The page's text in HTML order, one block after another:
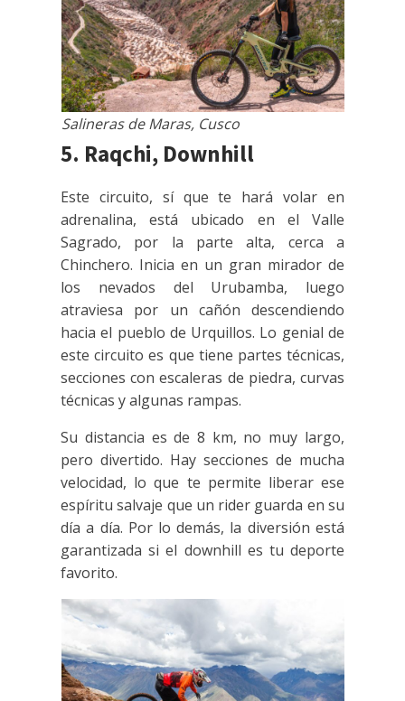
Salineras de Maras, Cusco
5. Raqchi, Downhill
Este circuito, sí que te hará volar en
adrenalina, está ubicado en el Valle
Sagrado, por la parte alta, cerca a
Chinchero. Inicia en un gran mirador de
los nevados del Urubamba, luego
atraviesa por un cañón descendiendo
hacia el pueblo de Urquillos. Lo genial de
este circuito es que tiene partes técnicas,
secciones con escaleras de piedra, curvas
técnicas y algunas rampas.
Su distancia es de 8 km, no muy largo,
pero divertido. Hay secciones de mucha
velocidad, lo que te permite liberar ese
espíritu salvaje que un rider guarda en su
día a día. Por lo demás, la diversión está
garantizada si el downhill es tu deporte
favorito.